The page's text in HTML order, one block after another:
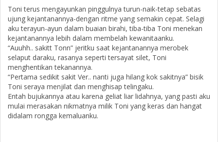
Toni terus mengayunkan pinggulnya turun-naik-tetap sebatas
ujung kejantanannya-dengan ritme yang semakin cepat. Selagi
aku terayun-ayun dalam buaian birahi, tiba-tiba Toni menekan
kejantanannya lebih dalam membelah kewanitaanku.
“Auuhh.. sakitt Tonn” jeritku saat kejantanannya merobek
selaput daraku, rasanya seperti tersayat silet, Toni
menghentikan tekanannya.
“Pertama sedikit sakit Ver.. nanti juga hilang kok sakitnya” bisik
Toni seraya menjilat dan menghisap telingaku.
Entah bujukannya atau karena geliat liar lidahnya, yang pasti aku
mulai merasakan nikmatnya milik Toni yang keras dan hangat
didalam rongga kemaluanku.